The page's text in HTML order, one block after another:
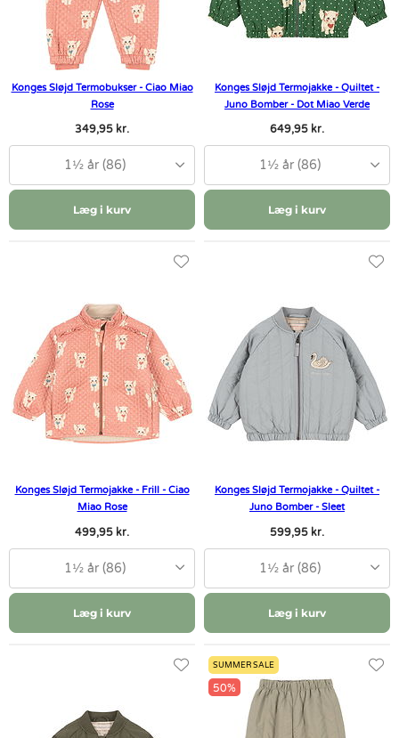
Konges Sløjd Termobukser - Ciao Miao
Rose
349,95 kr.
1½ år (86)
Læg i kurv
Konges Sløjd Termojakke - Quiltet -
Juno Bomber - Dot Miao Verde
649,95 kr.
1½ år (86)
Læg i kurv
Konges Sløjd Termojakke - Frill - Ciao
Miao Rose
499,95 kr.
1½ år (86)
Læg i kurv
Konges Sløjd Termojakke - Quiltet -
Juno Bomber - Sleet
599,95 kr.
1½ år (86)
Læg i kurv
SUMMER SALE
50%